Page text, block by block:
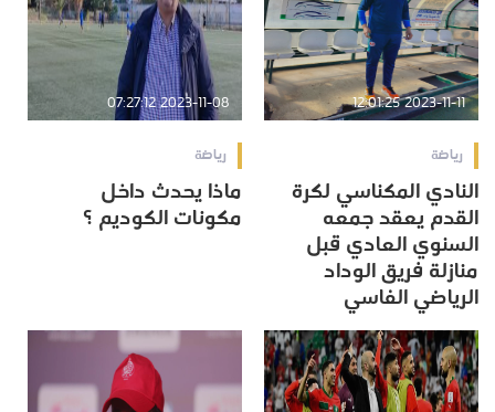
2023-11-11 12:01:25
رياضة
النادي المكناسي لكرة
القدم يعقد جمعه
السنوي العادي قبل
منازلة فريق الوداد
الرياضي الفاسي
2023-11-08 07:27:12
رياضة
ماذا يحدث داخل
مكونات الكوديم ؟